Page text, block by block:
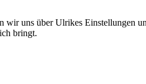
uns über Ulrikes Einstellungen
bringt.